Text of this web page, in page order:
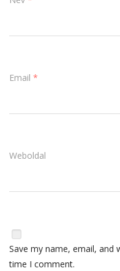
Email *
Weboldal
Save my name, email, and
time I comment.